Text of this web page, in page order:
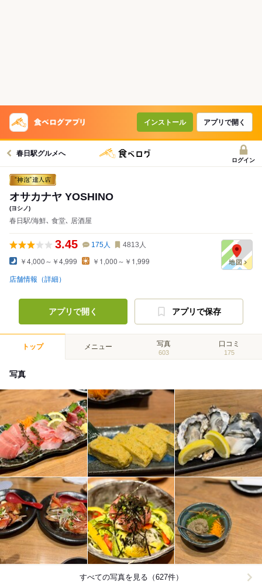
インストール アプリで開く
春日駅グルメへ
ログイン
オサカナヤ YOSHINO
(ヨシノ)
春日駅/海鮮､ 食堂､ 居酒屋
3.45 175人 4813 人
￥4,000～￥4,999 ￥1,000～￥1,999
店舗情報（詳細）
アプリで開く アプリで保存
トップ メニュー 写真
603
口コミ
175
写真
すべての写真を見る（627件）